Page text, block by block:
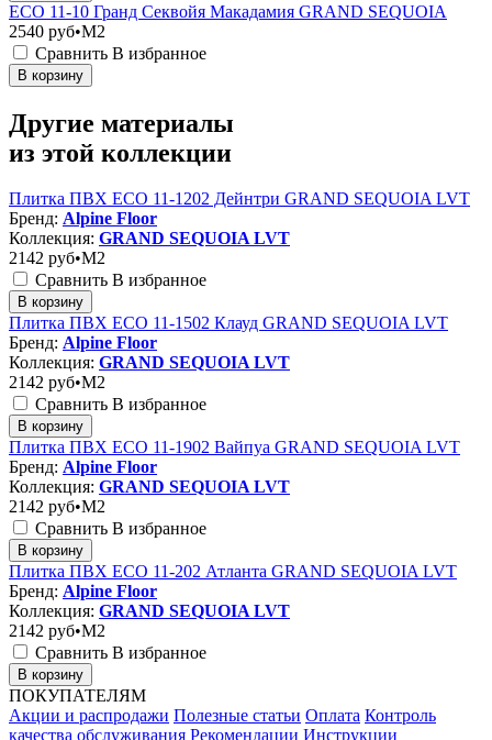
ЕСО 11-10 Гранд Секвойя Макадамия GRAND SEQUOIA
2540 руб•M2
Сравнить В избранное
В корзину
Другие материалы
из этой коллекции
Плитка ПВХ ЕСО 11-1202 Дейнтри GRAND SEQUOIA LVT
Бренд: Alpine Floor
Коллекция: GRAND SEQUOIA LVT
2142 руб•M2
Сравнить В избранное
В корзину
Плитка ПВХ ЕСО 11-1502 Клауд GRAND SEQUOIA LVT
Бренд: Alpine Floor
Коллекция: GRAND SEQUOIA LVT
2142 руб•M2
Сравнить В избранное
В корзину
Плитка ПВХ ЕСО 11-1902 Вайпуа GRAND SEQUOIA LVT
Бренд: Alpine Floor
Коллекция: GRAND SEQUOIA LVT
2142 руб•M2
Сравнить В избранное
В корзину
Плитка ПВХ ЕСО 11-202 Атланта GRAND SEQUOIA LVT
Бренд: Alpine Floor
Коллекция: GRAND SEQUOIA LVT
2142 руб•M2
Сравнить В избранное
В корзину
ПОКУПАТЕЛЯМ
Акции и распродажи Полезные статьи Оплата Контроль
качества обслуживания Рекомендации Инструкции